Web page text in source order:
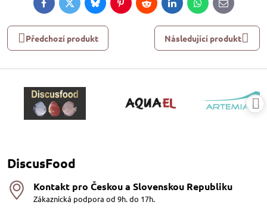
FacebookTwitterBlueskyPinterestRedditLinkedInWhatsApp
E-
mail
Předchozí produkt Následující produkt
DiscusFood
Kontakt pro Českou a Slovenskou Republiku
Zákaznická podpora od 9h. do 17h.